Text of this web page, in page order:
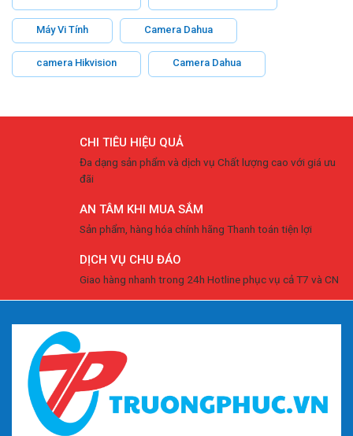
Máy Vi Tính Camera Dahua
camera Hikvision Camera Dahua
CHI TIÊU HIỆU QUẢ
Đa dạng sản phẩm và dịch vụ Chất lượng cao với giá ưu
đãi
AN TÂM KHI MUA SẮM
Sản phẩm, hàng hóa chính hãng Thanh toán tiện lợi
DỊCH VỤ CHU ĐÁO
Giao hàng nhanh trong 24h Hotline phục vụ cả T7 và CN